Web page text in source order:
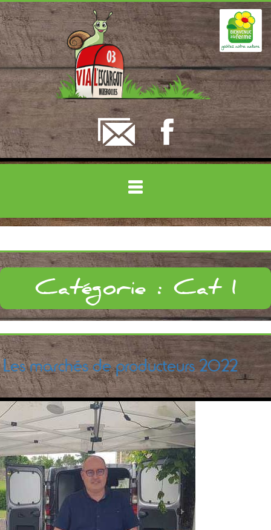
Catégorie : Cat 1
Les marchés de producteurs 2022